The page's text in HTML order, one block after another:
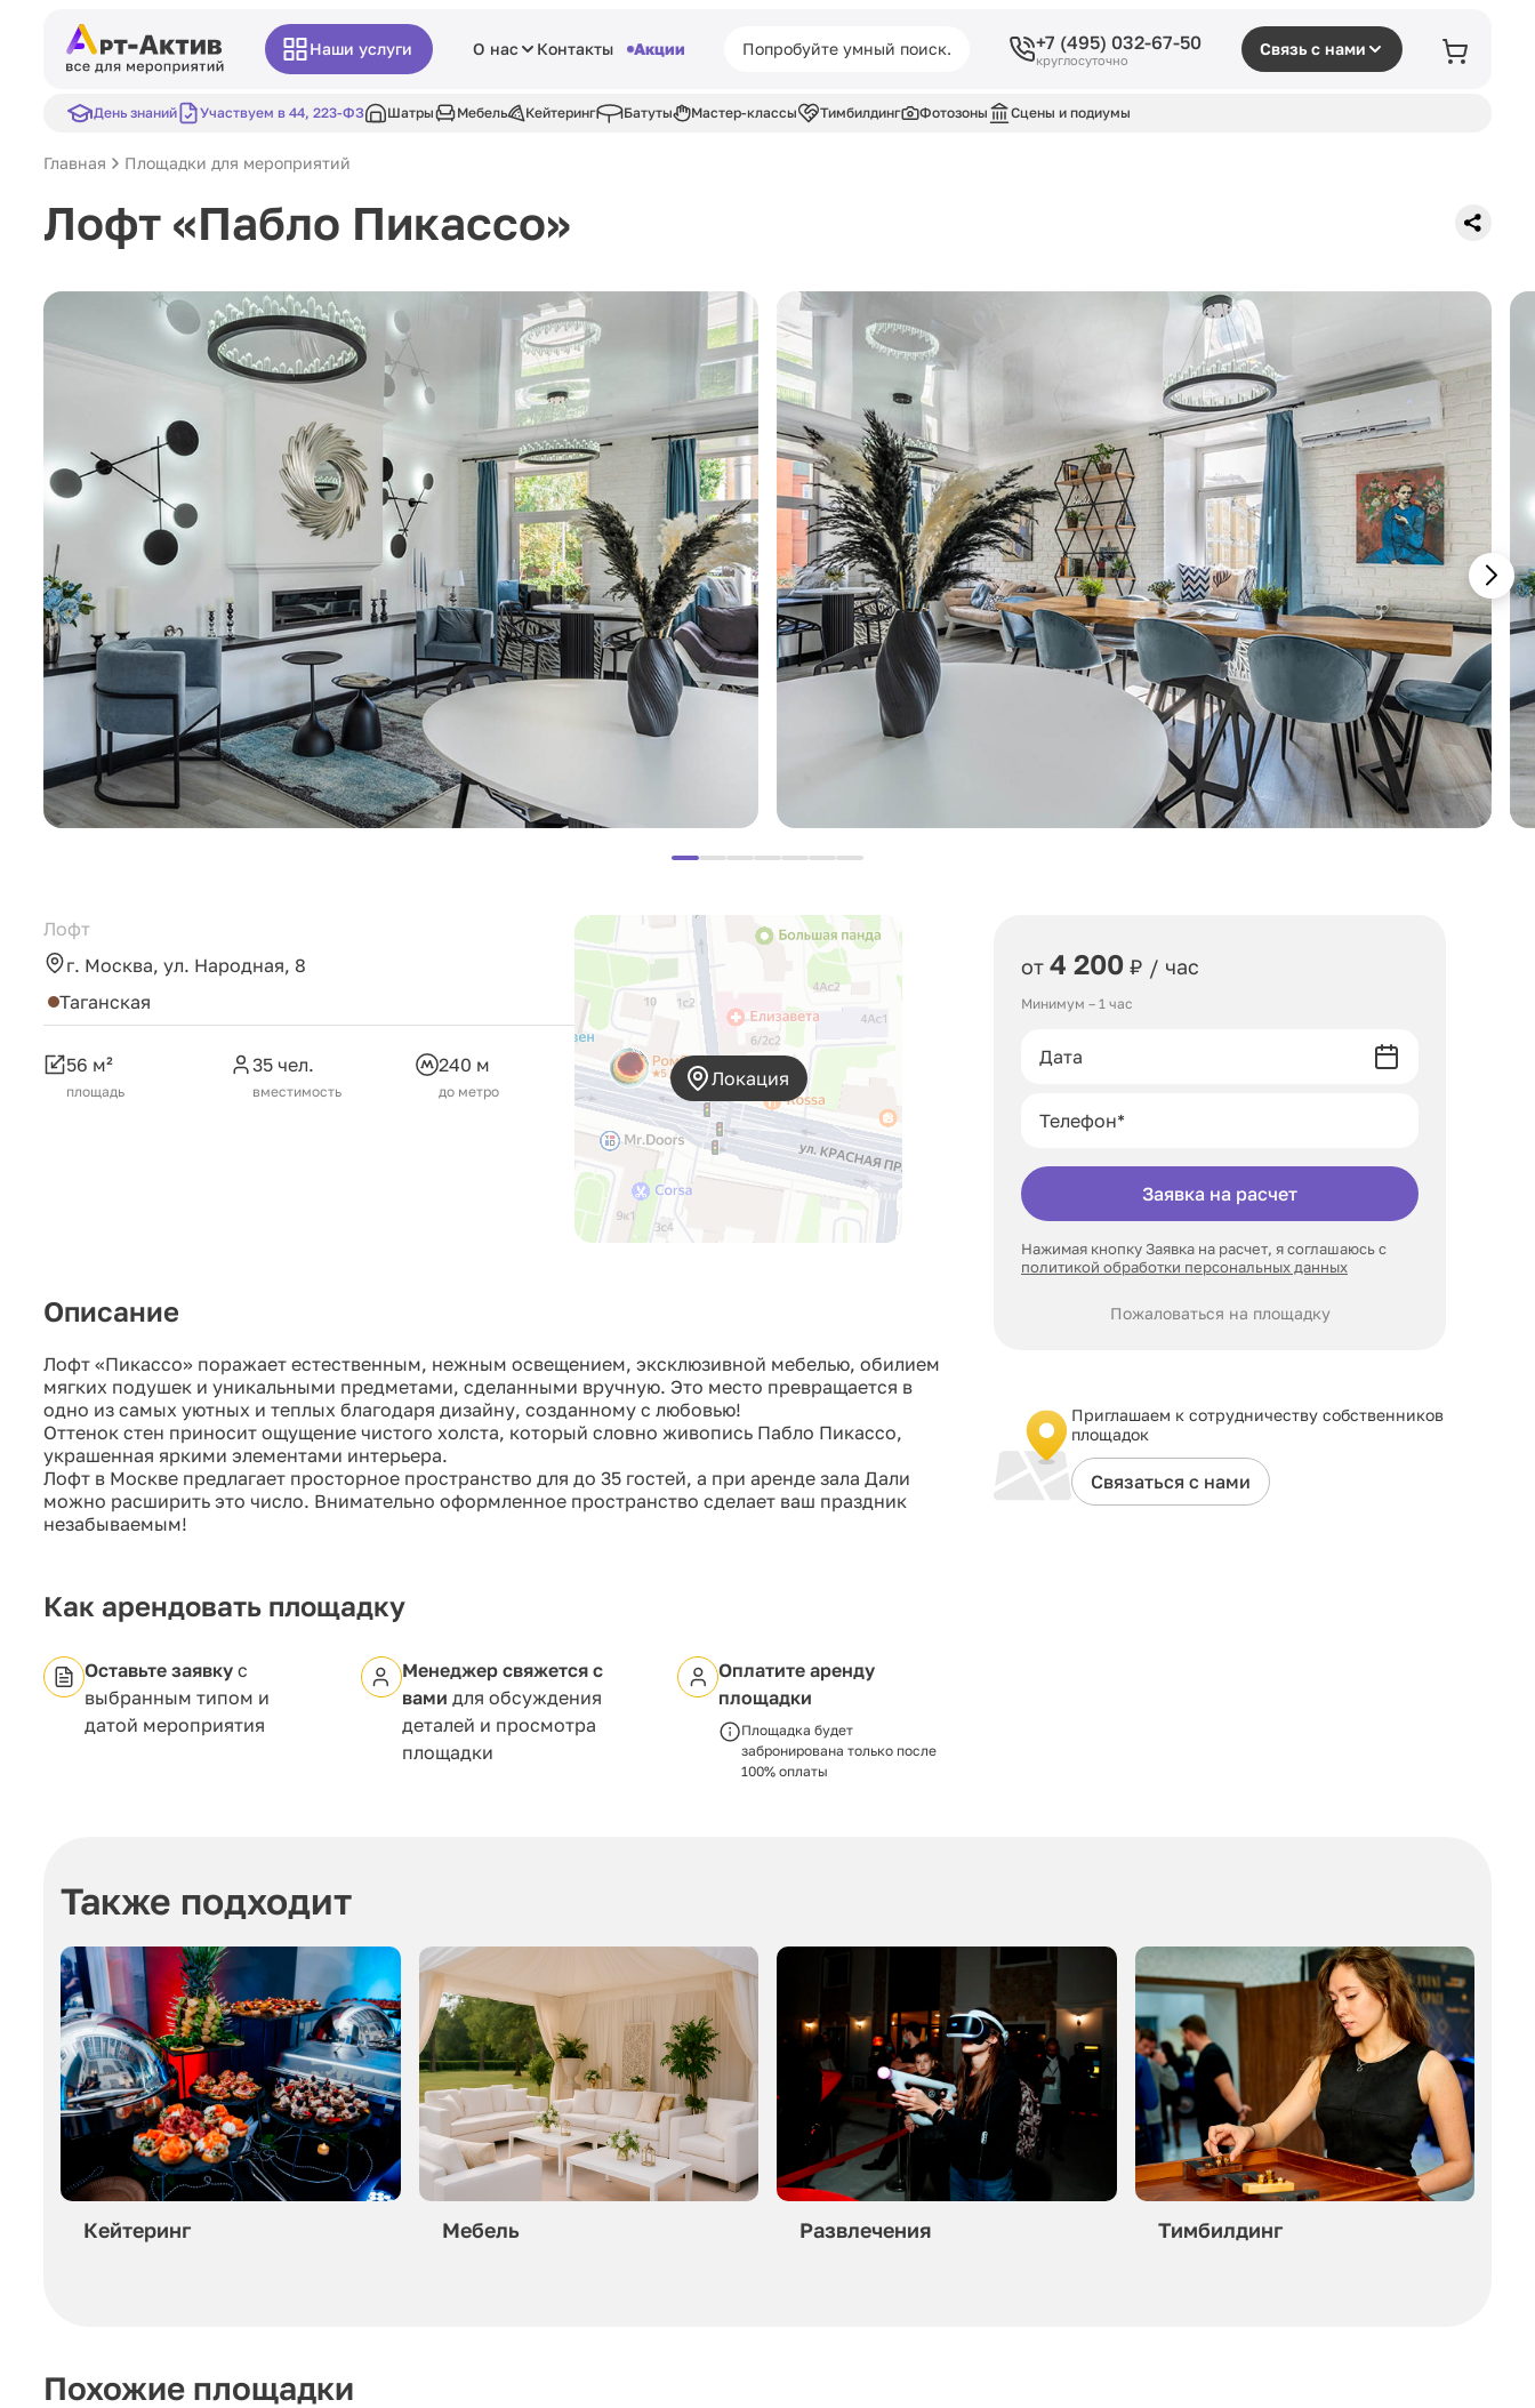
Наши услуги О нас Контакты Акции +7 (495) 032-67-50
круглосуточно
Связь с нами
День знаний Участвуем в 44, 223-ФЗ Шатры Мебель Кейтеринг Батуты Мастер-классы Тимбилдинг Фотозоны Сцены и подиумы
Главная Площадки для мероприятий
Лофт «Пабло Пикассо»
Лофт
г. Москва, ул. Народная, 8
Таганская
56 м²
площадь
35 чел.
вместимость
240 м
до метро
Локация
Описание
Лофт «Пикассо» поражает естественным, нежным освещением, эксклюзивной мебелью, обилием
мягких подушек и уникальными предметами, сделанными вручную. Это место превращается в
одно из самых уютных и теплых благодаря дизайну, созданному с любовью!
Оттенок стен приносит ощущение чистого холста, который словно живопись Пабло Пикассо,
украшенная яркими элементами интерьера.
Лофт в Москве предлагает просторное пространство для до 35 гостей, а при аренде зала Дали
можно расширить это число. Внимательно оформленное пространство сделает ваш праздник
незабываемым!
Как арендовать площадку
Оставьте заявку с
выбранным типом и
датой мероприятия
Менеджер свяжется с
вами для обсуждения
деталей и просмотра
площадки
Оплатите аренду
площадки
Площадка будет
забронирована только после
100% оплаты
от 4 200 ₽ / час
Минимум – 1 час
Заявка на расчет
Нажимая кнопку Заявка на расчет, я соглашаюсь с
политикой обработки персональных данных
Пожаловаться на площадку
Приглашаем к сотрудничеству собственников
площадок
Связаться с нами
Также подходит
Кейтеринг Мебель Развлечения Тимбилдинг
Похожие площадки